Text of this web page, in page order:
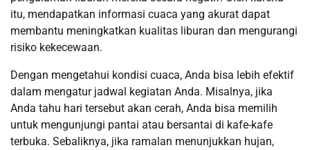
itu, mendapatkan informasi cuaca yang akurat dapat
membantu meningkatkan kualitas liburan dan mengurangi
risiko kekecewaan.
Dengan mengetahui kondisi cuaca, Anda bisa lebih efektif
dalam mengatur jadwal kegiatan Anda. Misalnya, jika
Anda tahu hari tersebut akan cerah, Anda bisa memilih
untuk mengunjungi pantai atau bersantai di kafe-kafe
terbuka. Sebaliknya, jika ramalan menunjukkan hujan,